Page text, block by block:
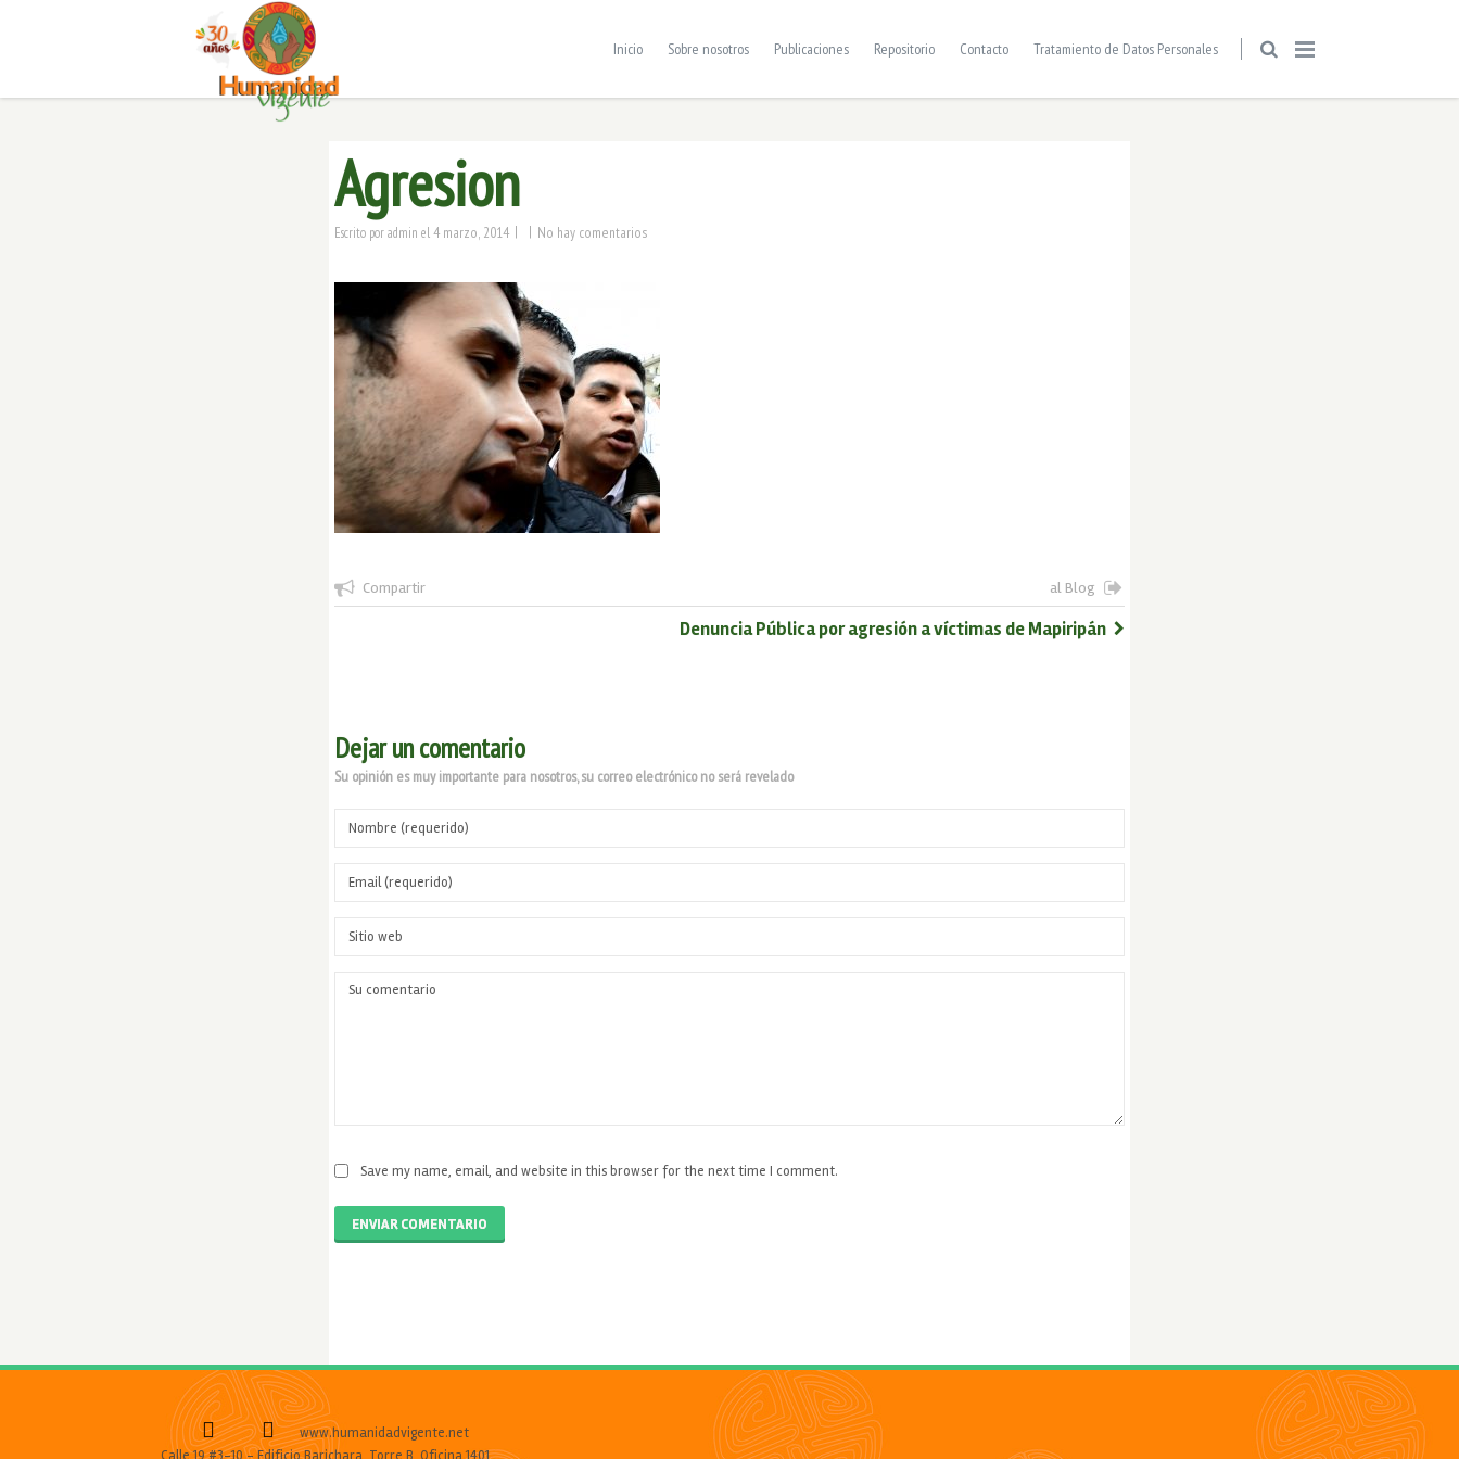
Inicio Sobre nosotros Publicaciones Repositorio Contacto Tratamiento de Datos Personales
Agresion
Escrito poradmin el 4 marzo, 2014 | | No hay comentarios
Compartir al Blog
Denuncia Pública por agresión a víctimas de Mapiripán
Dejar un comentario
Su opinión es muy importante para nosotros, su correo electrónico no será revelado
Save my name, email, and website in this browser for the next time I comment.
ENVIAR COMENTARIO
www.humanidadvigente.net